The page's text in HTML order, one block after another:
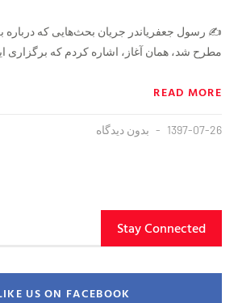
✍️ رسول جعفریاندر جریان بحث‌هایی که
مطرح شد، همان آغاز، اشاره کردم که برگزاری
READ MORE
1397-07-26 بدون دیدگاه
Stay Connected
US ON FACEBOOK